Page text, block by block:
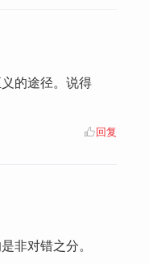
的途径。说得
回复
非对错之分。